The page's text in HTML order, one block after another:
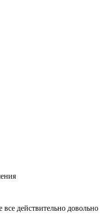
действительно довольно